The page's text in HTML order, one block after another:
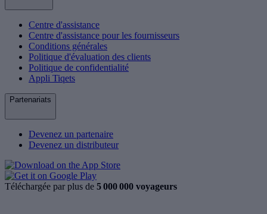
Centre d'assistance
Centre d'assistance pour les fournisseurs
Conditions générales
Politique d'évaluation des clients
Politique de confidentialité
Appli Tiqets
Partenariats
Devenez un partenaire
Devenez un distributeur
Téléchargée par plus de 5 000 000 voyageurs